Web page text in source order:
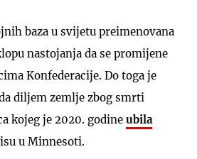
baza u svijetu preimenovana
nastojanja da se promijene
Konfederacije. Do toga je
diljem zemlje zbog smrti
kojeg je 2020. godine ubila
u Minnesoti.